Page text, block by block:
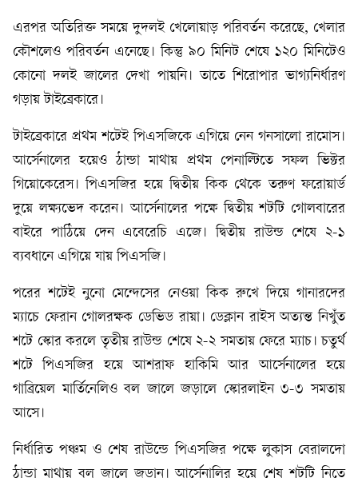
এরপর অতিরিক্ত সময়ে দুদলই খেলোয়াড় পরিবর্তন করেছে, খেলার
কৌশলেও পরিবর্তন এনেছে। কিন্তু ৯০ মিনিট শেষে ১২০ মিনিটেও
কোনো দলই জালের দেখা পায়নি। তাতে শিরোপার ভাগ্যনির্ধারণ
গড়ায় টাইব্রেকারে।
টাইব্রেকারে প্রথম শটেই পিএসজিকে এগিয়ে নেন গনসালো রামোস।
আর্সেনালের হয়েও ঠান্ডা মাথায় প্রথম পেনাল্টিতে সফল ভিক্টর
গিয়োকেরেস। পিএসজির হয়ে দ্বিতীয় কিক থেকে তরুণ ফরোয়ার্ড
দুয়ে লক্ষ্যভেদ করেন। আর্সেনালের পক্ষে দ্বিতীয় শটটি গোলবারের
বাইরে পাঠিয়ে দেন এবেরেচি এজে। দ্বিতীয় রাউন্ড শেষে ২-১
ব্যবধানে এগিয়ে যায় পিএসজি।
পরের শটেই নুনো মেন্দেসের নেওয়া কিক রুখে দিয়ে গানারদের
ম্যাচে ফেরান গোলরক্ষক ডেভিড রায়া। ডেক্লান রাইস অত্যন্ত নিখুঁত
শটে স্কোর করলে তৃতীয় রাউন্ড শেষে ২-২ সমতায় ফেরে ম্যাচ। চতুর্থ
শটে পিএসজির হয়ে আশরাফ হাকিমি আর আর্সেনালের হয়ে
গাব্রিয়েল মার্তিনেলিও বল জালে জড়ালে স্কোরলাইন ৩-৩ সমতায়
আসে।
নির্ধারিত পঞ্চম ও শেষ রাউন্ডে পিএসজির পক্ষে লুকাস বেরালদো
ঠান্ডা মাথায় বল জালে জড়ান। আর্সেনালির হয়ে শেষ শটটি নিতে